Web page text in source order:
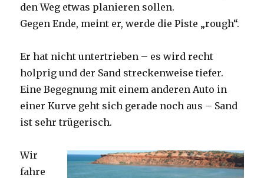
den Weg etwas planieren sollen.
Gegen Ende, meint er, werde die Piste „rough“.
Er hat nicht untertrieben – es wird recht
holprig und der Sand streckenweise tiefer.
Eine Begegnung mit einem anderen Auto in
einer Kurve geht sich gerade noch aus – Sand
ist sehr trügerisch.
Wir
fahre